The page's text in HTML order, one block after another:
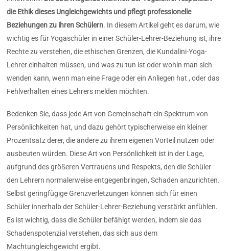
die Ethik dieses Ungleichgewichts und pflegt professionelle
Beziehungen zu ihren Schülern. In diesem Artikel geht es darum, wie
wichtig es für Yogaschüler in einer Schüler-Lehrer-Beziehung ist, ihre
Rechte zu verstehen, die ethischen Grenzen, die Kundalini-Yoga-
Lehrer einhalten müssen, und was zu tun ist oder wohin man sich
wenden kann, wenn man eine Frage oder ein Anliegen hat , oder das
Fehlverhalten eines Lehrers melden möchten.
Bedenken Sie, dass jede Art von Gemeinschaft ein Spektrum von
Persönlichkeiten hat, und dazu gehört typischerweise ein kleiner
Prozentsatz derer, die andere zu ihrem eigenen Vorteil nutzen oder
ausbeuten würden. Diese Art von Persönlichkeit ist in der Lage,
aufgrund des größeren Vertrauens und Respekts, den die Schüler
den Lehrern normalerweise entgegenbringen, Schaden anzurichten.
Selbst geringfügige Grenzverletzungen können sich für einen
Schüler innerhalb der Schüler-Lehrer-Beziehung verstärkt anfühlen.
Es ist wichtig, dass die Schüler befähigt werden, indem sie das
Schadenspotenzial verstehen, das sich aus dem
Machtungleichgewicht ergibt.